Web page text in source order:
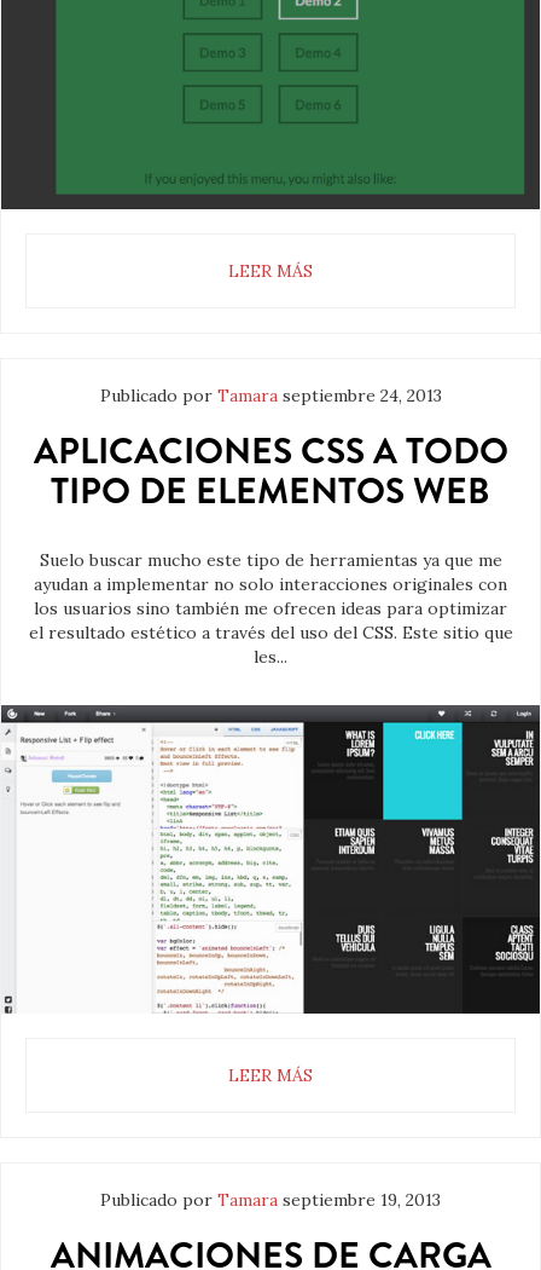
LEER MÁS
Publicado por Tamara septiembre 24, 2013
APLICACIONES CSS A TODO
TIPO DE ELEMENTOS WEB
Suelo buscar mucho este tipo de herramientas ya que me
ayudan a implementar no solo interacciones originales con
los usuarios sino también me ofrecen ideas para optimizar
el resultado estético a través del uso del CSS. Este sitio que
les...
LEER MÁS
Publicado por Tamara septiembre 19, 2013
ANIMACIONES DE CARGA